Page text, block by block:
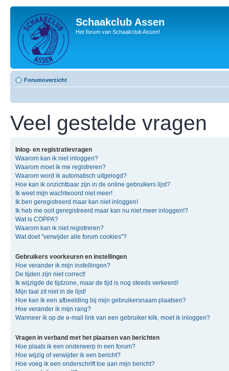
Schaakclub Assen
Het forum van Schaakclub Assen!
Forumoverzicht
Veel gestelde vragen
Inlog- en registratievragen
Waarom kan ik niet inloggen?
Waarom moet ik me registreren?
Waarom word ik automatisch uitgelogd?
Hoe kan ik onzichtbaar zijn in de online gebruikers lijst?
Ik weet mijn wachtwoord niet meer!
Ik ben geregistreerd maar kan niet inloggen!
Ik heb me ooit geregistreerd maar kan nu niet meer inloggen!?
Wat is COPPA?
Waarom kan ik niet registreren?
Wat doet "verwijder alle forum cookies"?
Gebruikers voorkeuren en instellingen
Hoe verander ik mijn instellingen?
De tijden zijn niet correct!
Ik wijzigde de tijdzone, maar de tijd is nog steeds verkeerd!
Mijn taal zit niet in de lijst!
Hoe kan ik een afbeelding bij mijn gebruikersnaam plaatsen?
Hoe verander ik mijn rang?
Wanneer ik op de e-mail link van een gebruiker klik, moet ik inloggen?
Vragen in verband met het plaatsen van berichten
Hoe plaats ik een onderwerp in een forum?
Hoe wijzig of verwijder ik een bericht?
Hoe voeg ik een onderschrift toe aan mijn bericht?